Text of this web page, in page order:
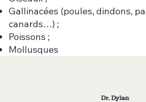
Gallinacées (poules, dindons,
canards…) ;
Poissons ;
Mollusques
Dr. Dylan